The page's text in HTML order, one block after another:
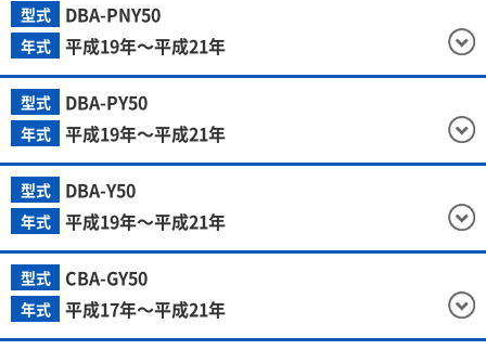
型式 DBA-PNY50
年式 平成19年～平成21年
型式 DBA-PY50
年式 平成19年～平成21年
型式 DBA-Y50
年式 平成19年～平成21年
型式 CBA-GY50
年式 平成17年～平成21年